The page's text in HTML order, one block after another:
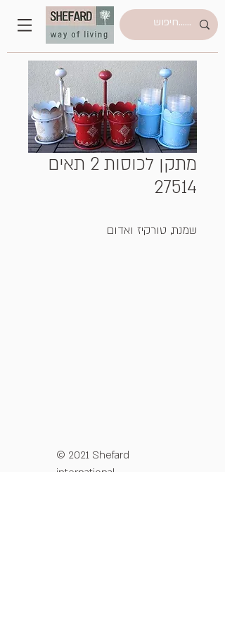
מתקן לכוסות 2 תאים
27514
שמנת, טורקיז ואדום
© 2021 Shefard
international